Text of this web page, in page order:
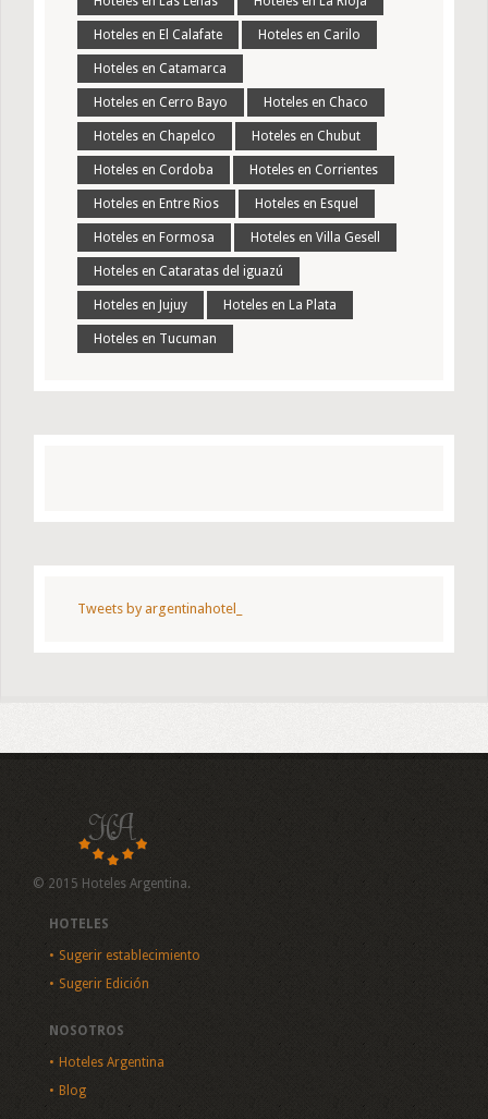
Hoteles en El Calafate Hoteles en Carilo
Hoteles en Catamarca
Hoteles en Cerro Bayo Hoteles en Chaco
Hoteles en Chapelco Hoteles en Chubut
Hoteles en Cordoba Hoteles en Corrientes
Hoteles en Entre Rios Hoteles en Esquel
Hoteles en Formosa Hoteles en Villa Gesell
Hoteles en Cataratas del iguazú
Hoteles en Jujuy Hoteles en La Plata
Hoteles en Tucuman
Tweets by argentinahotel_
© 2015 Hoteles Argentina.
HOTELES
Sugerir establecimiento
Sugerir Edición
NOSOTROS
Hoteles Argentina
Blog